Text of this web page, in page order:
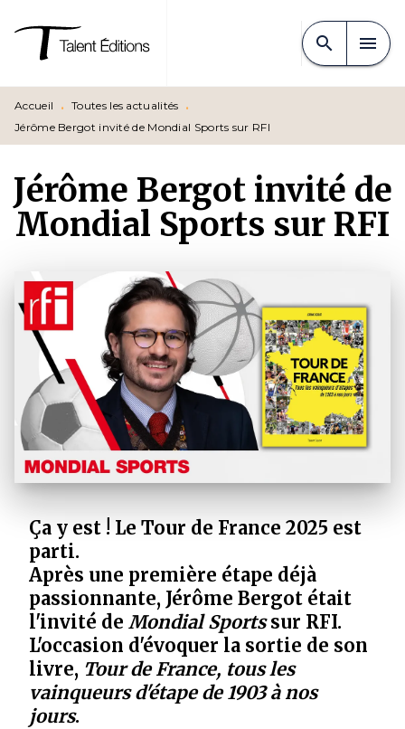
MENU CONTENU
PIED DE PAGE
search menu
Accueil • Toutes les actualités •
Jérôme Bergot invité de Mondial Sports sur RFI
Jérôme Bergot invité de
Mondial Sports sur RFI
Ça y est ! Le Tour de France 2025 est
parti.
Après une première étape déjà
passionnante, Jérôme Bergot était
l'invité de Mondial Sportssur RFI.
L'occasion d'évoquer la sortie de son
livre, Tour de France, tous les
vainqueurs d'étape de 1903 à nos
jours.